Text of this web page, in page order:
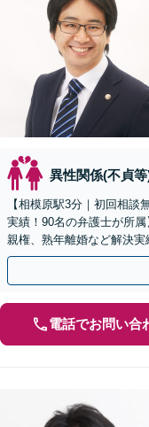
異性関係(不貞
【相模原駅3分｜初回相
実績！90名の弁護士が所
親権、熟年離婚など解決実
考えた対応を心がけます
電話でお問い合